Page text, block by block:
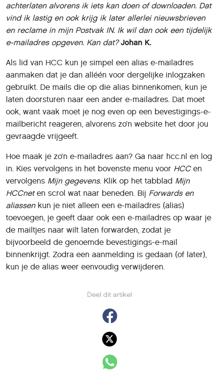
Deel dit artikel
achterlaten alvorens ik iets kan doen of downloaden. Dat
vind ik lastig en ook krijg ik later allerlei nieuwsbrieven
en reclame in mijn Postvak IN. Ik wil dan ook een tijdelijk
e-mailadres opgeven. Kan dat? Johan K.
Als lid van HCC kun je simpel een alias e-mailadres
aanmaken dat je dan alléén voor dergelijke inlogzaken
gebruikt. De mails die op die alias binnenkomen, kun je
laten doorsturen naar een ander e-mailadres. Dat moet
ook, want vaak moet je nog even op een bevestigings-e-
mailbericht reageren, alvorens zo’n website het door jou
gevraagde vrijgeeft.
Hoe maak je zo’n e-mailadres aan? Ga naar hcc.nl en log
in. Kies vervolgens in het bovenste menu voor HCCen
vervolgens Mijn gegevens. Klik op het tabblad Mijn
HCCneten scrol wat naar beneden. Bij Forwards en
aliassenkun je niet alleen een e-mailadres (alias)
toevoegen, je geeft daar ook een e-mailadres op waar je
de mailtjes naar wilt laten forwarden, zodat je
bijvoorbeeld de genoemde bevestigings-e-mail
binnenkrijgt. Zodra een aanmelding is gedaan (of later),
kun je de alias weer eenvoudig verwijderen.